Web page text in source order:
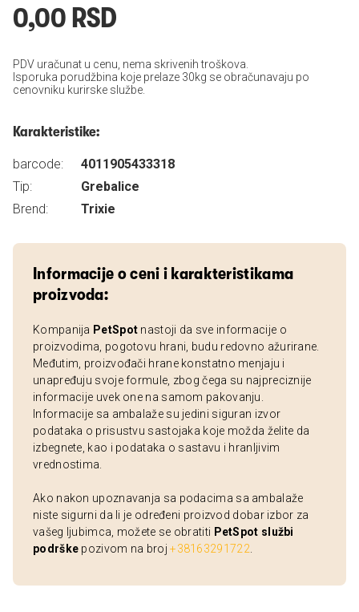
0,00 RSD
PDV uračunat u cenu, nema skrivenih troškova.
Isporuka porudžbina koje prelaze 30kg se obračunavaju po
cenovniku kurirske službe.
Karakteristike:
barcode:
4011905433318
Tip:
Grebalice
Brend:
Trixie
Informacije o ceni i karakteristikama
proizvoda:
Kompanija PetSpot nastoji da sve informacije o
proizvodima, pogotovu hrani, budu redovno ažurirane.
Međutim, proizvođači hrane konstatno menjaju i
unapređuju svoje formule, zbog čega su najpreciznije
informacije uvek one na samom pakovanju.
Informacije sa ambalaže su jedini siguran izvor
podataka o prisustvu sastojaka koje možda želite da
izbegnete, kao i podataka o sastavu i hranljivim
vrednostima.
Ako nakon upoznavanja sa podacima sa ambalaže
niste sigurni da li je određeni proizvod dobar izbor za
vašeg ljubimca, možete se obratiti PetSpot službi
podrške pozivom na broj+38163291722